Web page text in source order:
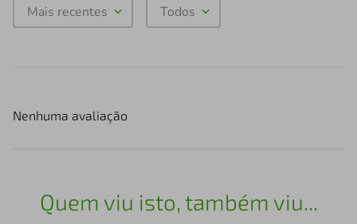
Mais recentes Todos
Nenhuma avaliação
Quem viu isto, também viu...